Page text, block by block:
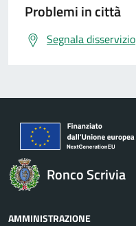
Problemi in città
Segnala disservizio
Ronco Scrivia
AMMINISTRAZIONE